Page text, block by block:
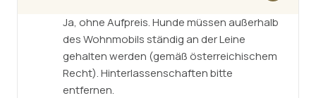
Ja, ohne Aufpreis. Hunde müssen außerhalb
des Wohnmobils ständig an der Leine
gehalten werden (gemäß österreichischem
Recht). Hinterlassenschaften bitte
entfernen.